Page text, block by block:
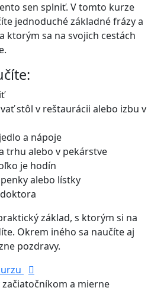
sen splniť. V tomto kurze
jednoduché základné frázy a
ktorým sa na svojich cestách
stôl v reštaurácii alebo izbu v
a nápoje
trhu alebo v pekárstve
je hodín
alebo lístky
základ, s ktorým si na
Okrem iného sa naučíte aj
pozdravy.
a mierne